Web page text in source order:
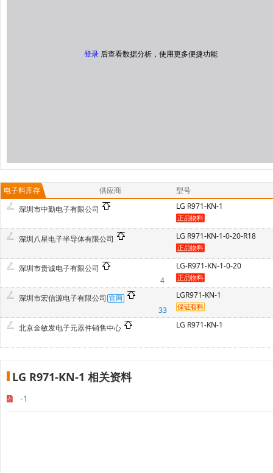
登录 后查看数据分析，使用更多便捷功能
电子料库存 供应商
型号
深圳市中勤电子有限公司
LG R971-KN-1
深圳八星电子半导体有限公司 LG R971-KN-1-0-20-R18
深圳市贵诚电子有限公司
4
LG-R971-KN-1-0-20
深圳市宏信源电子有限公司
33
LGR971-KN-1
北京金敏发电子元器件销售中心 LG R971-KN-1
LG R971-KN-1 相关资料
-1